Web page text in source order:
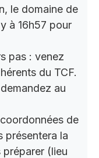
le domaine de
à 16h57 pour
pas : venez
du TCF.
au
de
présentera la
(lieu